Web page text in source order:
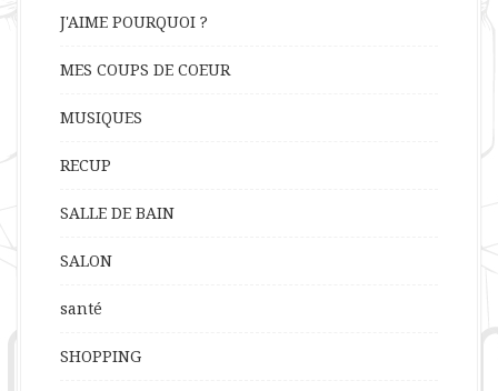
J'AIME POURQUOI ?
MES COUPS DE COEUR
MUSIQUES
RECUP
SALLE DE BAIN
SALON
santé
SHOPPING